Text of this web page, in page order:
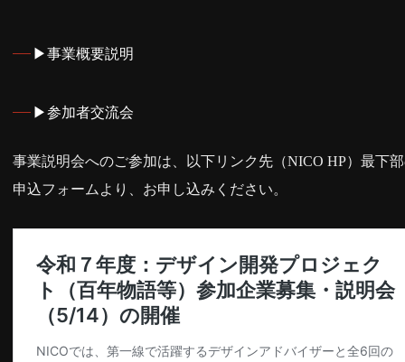
▶事業概要説明
▶参加者交流会
事業説明会へのご参加は、以下リンク先（NICO HP）最下
申込フォームより、お申し込みください。